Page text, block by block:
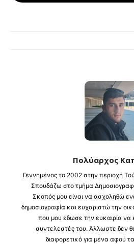
Πολύαρχος
Γεννημένος το 2002 στην περιοχή
Σπουδάζω στο τμήμα
Σκοπός μου είναι να ασχοληθώ
δημοσιογραφία και ευχαριστώ την
που μου έδωσε την ευκαιρία να
συντελεστές του. Άλλωστε δεν
διαφορετικό για μένα αφού